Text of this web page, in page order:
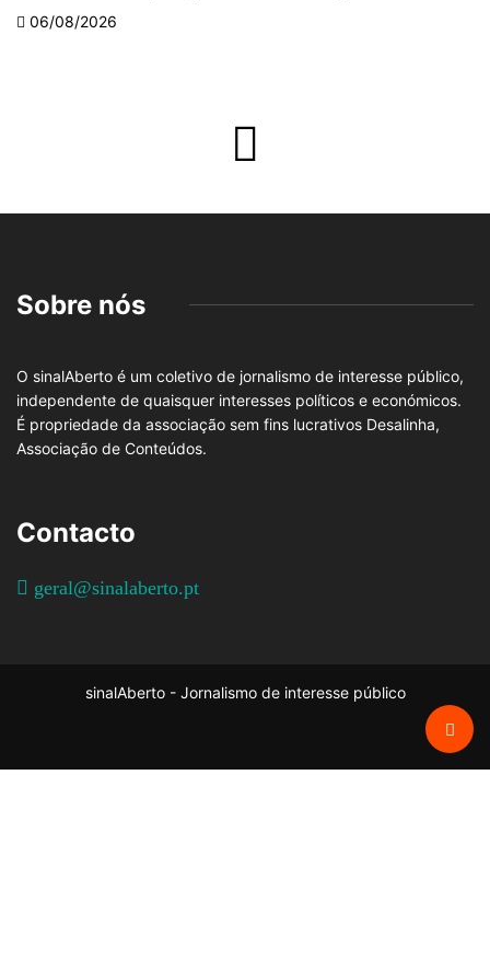
06/08/2026
Sobre nós
O sinalAberto é um coletivo de jornalismo de interesse público,
independente de quaisquer interesses políticos e económicos.
É propriedade da associação sem fins lucrativos Desalinha,
Associação de Conteúdos.
Contacto
geral@sinalaberto.pt
sinalAberto - Jornalismo de interesse público